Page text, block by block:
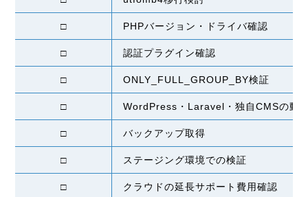
□ PHPバージョン・ドライバ確認
□ 認証プラグイン確認
□ ONLY_FULL_GROUP_BY検証
□ WordPress・Laravel・独自CMSの動
□ バックアップ取得
□ ステージング環境での検証
□ クラウドの延長サポート費用確認